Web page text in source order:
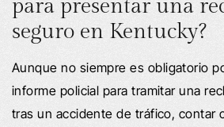
para presentar una
seguro en Kentucky?
Aunque no siempre es obligatorio
informe policial para tramitar una
tras un accidente de tráfico, contar